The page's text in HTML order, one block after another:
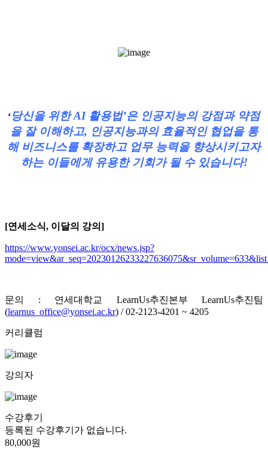
‘당신을 위한 AI 활용법’은 인공지능의 강점과 약점
을 잘 이해하고, 인공지능과의 효율적인 협업을 통
해 비즈니스를 확장하고 업무 능력을 향상시키고자
하는 이들에게 유용한 기회가 될 수 있습니다!
[연세소식, 이달의 강의]
https://www.yonsei.ac.kr/ocx/news.jsp?
문의 : 연세대학교 LearnUs추진본부 LearnUs추진팀
(learnus_office@yonsei.ac.kr) / 02-2123-4201 ~ 4205
커리큘럼
강의자
수강후기
등록된 수강후기가 없습니다.
80,000원